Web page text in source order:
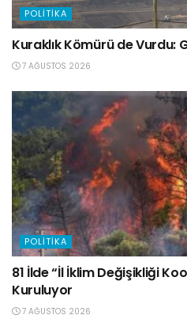
POLITIKA
Kuraklık Kömürü de Vurdu:
7 AĞUSTOS 2026
POLITIKA
81 İlde “İl İklim Değişikliği
Kuruluyor
7 AĞUSTOS 2026